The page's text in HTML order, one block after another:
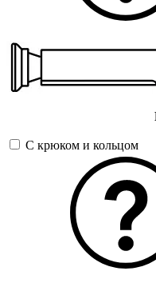
С крюком и кольцом